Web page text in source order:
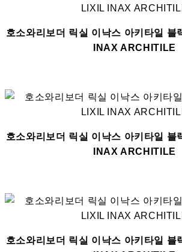
호소와리보더 릭실 이낙스 아키타일 블
INAX ARCHITILE
호소와리보더 릭실 이낙스 아키타일 블
INAX ARCHITILE
호소와리보더 릭실 이낙스 아키타일 블